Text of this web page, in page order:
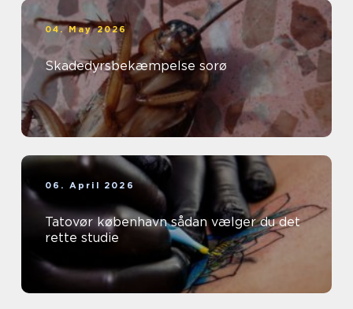
04. May 2026
Skadedyrsbekæmpelse sorø
06. April 2026
Tatovør københavn sådan vælger du det
rette studie